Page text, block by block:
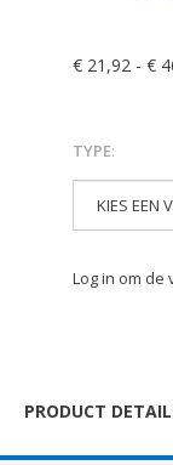
€ 21,92 - €
TYPE:
Log in om
PRODUCT